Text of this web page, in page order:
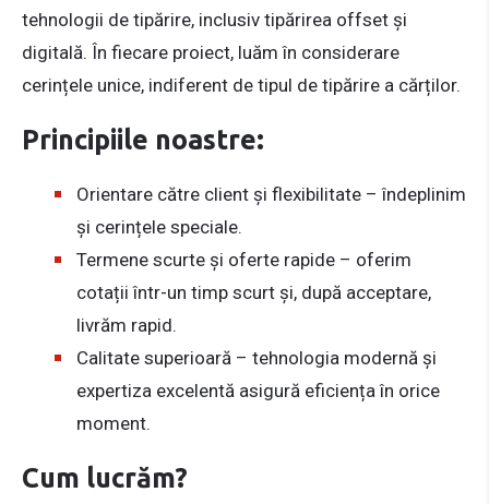
tehnologii de tipărire, inclusiv tipărirea offset și
digitală. În fiecare proiect, luăm în considerare
cerințele unice, indiferent de tipul de tipărire a cărților.
Principiile noastre:
Orientare către client și flexibilitate – îndeplinim
și cerințele speciale.
Termene scurte și oferte rapide – oferim
cotații într-un timp scurt și, după acceptare,
livrăm rapid.
Calitate superioară – tehnologia modernă și
expertiza excelentă asigură eficiența în orice
moment.
Cum lucrăm?